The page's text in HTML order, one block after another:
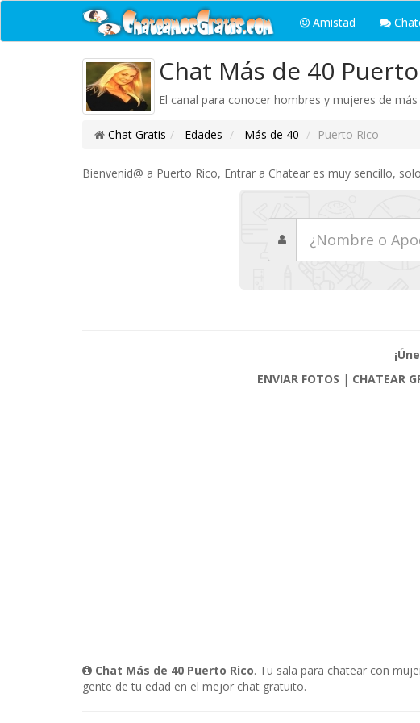
Amistad
Chat Más de 40
El canal para conocer hombres y mujeres de
Chat Gratis Edades Más de 40 Puerto Rico
Bienvenid@ a Puerto Rico, Entrar a Chatear es muy sencillo,
ENVIAR FOTOS | CHATEAR
Chat Más de 40 Puerto Rico. Tu sala para chatear con
gente de tu edad en el mejor chat gratuito.